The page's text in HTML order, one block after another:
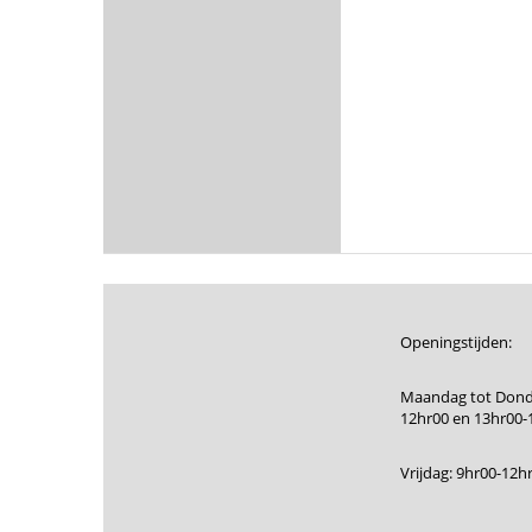
Openingstijden:
Maandag tot
12hr00 en
Vrijdag: 9hr00-